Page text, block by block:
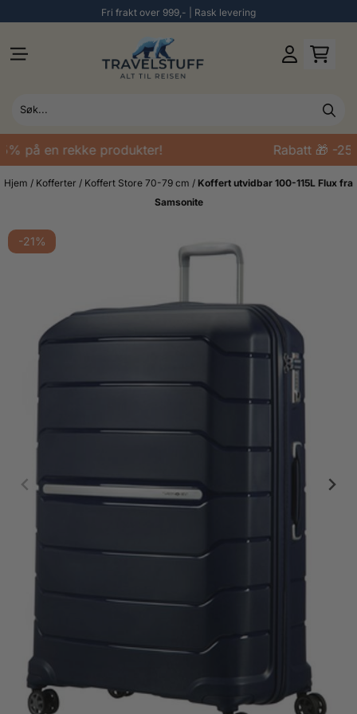
Fri frakt over 999,- | Rask levering
på en rekke produkter! Rabatt 🎁 -
Hjem / Kofferter / Koffert Store 70-79 cm / Koffert utvidbar 100-115L Flux fra
Samsonite
-21%